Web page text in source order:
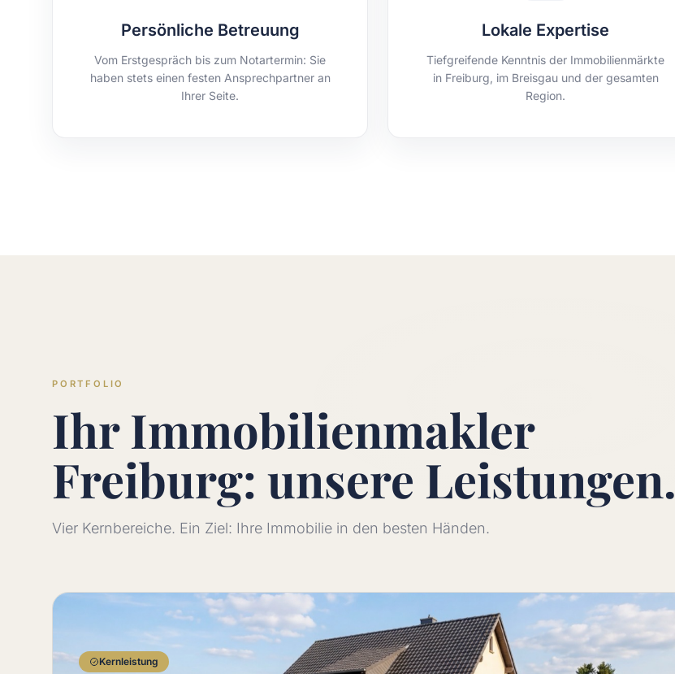
Persönliche Betreuung
Vom Erstgespräch bis zum Notartermin: Sie
haben stets einen festen Ansprechpartner an
Ihrer Seite.
Lokale Expertise
Tiefgreifende Kenntnis der Immobilienmärkte
in Freiburg, im Breisgau und der gesamten
Region.
PORTFOLIO
Ihr Immobilienmakler
Freiburg: unsere Leistungen.
Vier Kernbereiche. Ein Ziel: Ihre Immobilie in den besten Händen.
Kernleistung